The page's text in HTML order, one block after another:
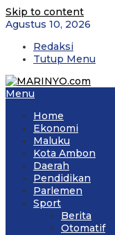
Skip to content
Agustus 10, 2026
Redaksi
Tutup Menu
Menu
Home
Ekonomi
Maluku
Kota Ambon
Daerah
Pendidikan
Parlemen
Sport
Berita
Otomatif